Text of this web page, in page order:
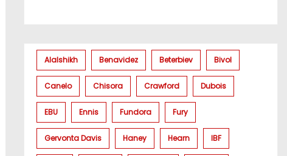
Alalshikh Benavidez Beterbiev Bivol
Canelo Chisora Crawford Dubois
EBU Ennis Fundora Fury
Gervonta Davis Haney Hearn IBF